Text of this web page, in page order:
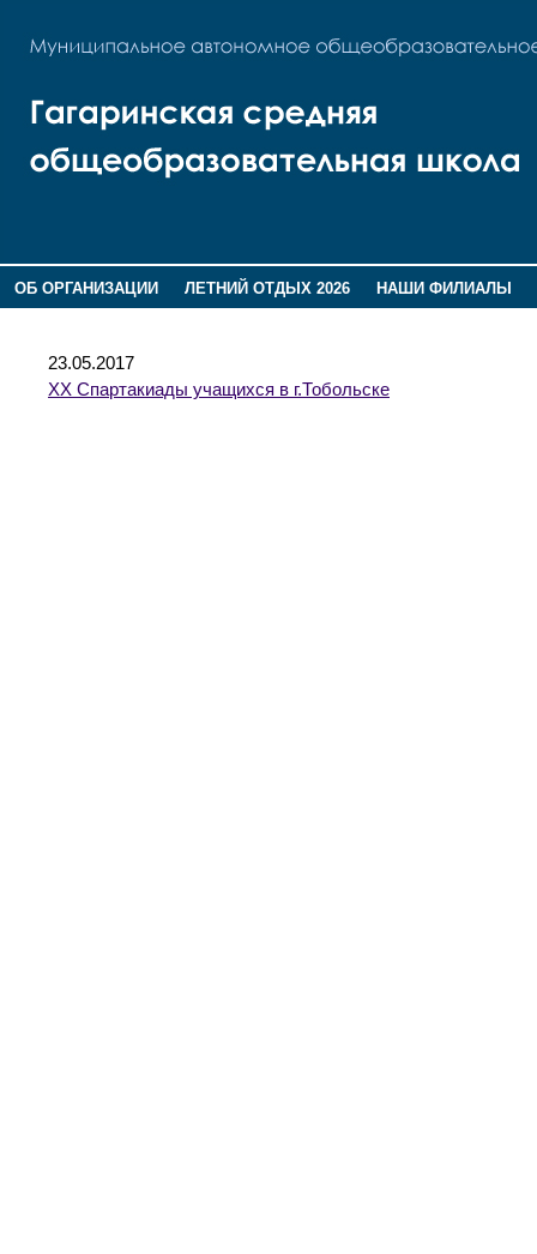
ОБ ОРГАНИЗАЦИИ ЛЕТНИЙ ОТДЫХ 2026
НАШИ ФИЛИАЛЫ
23.05.2017
ХХ Спартакиады учащихся в г.Тобольске